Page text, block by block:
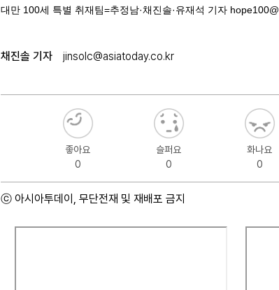
대만 100세 특별 취재팀=추정남·채진솔·유재석 기자 hope100@
채진솔 기자 jinsolc@asiatoday.co.kr
좋아요
0
슬퍼요
0
화나요
0
ⓒ 아시아투데이, 무단전재 및 재배포 금지